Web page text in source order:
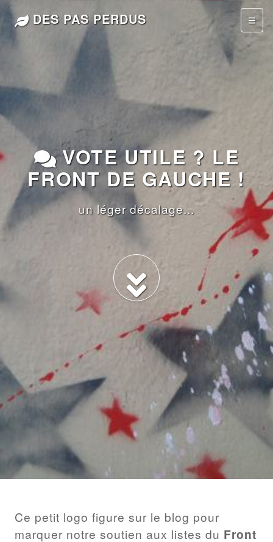
DES PAS PERDUS
VOTE UTILE ? LE
FRONT DE GAUCHE !
un léger décalage...
Ce petit logo figure sur le blog pour
marquer notre soutien aux listes du Front